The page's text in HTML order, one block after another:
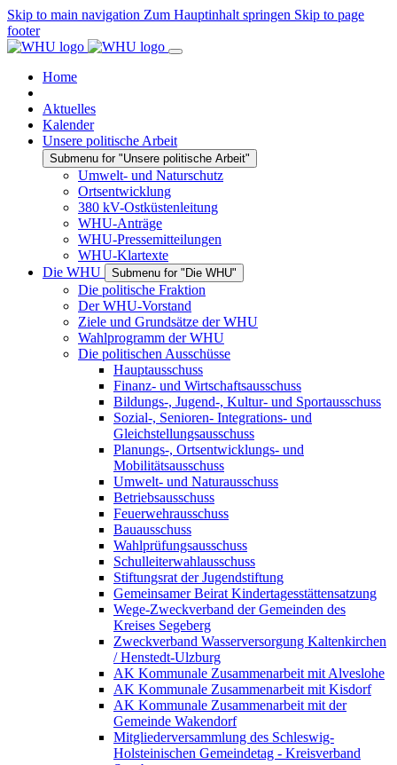
Skip to main navigation Zum Hauptinhalt springen Skip to page
footer
Home
Aktuelles
Kalender
Unsere politische Arbeit
Submenu for "Unsere politische Arbeit"
Umwelt- und Naturschutz
Ortsentwicklung
380 kV-Ostküstenleitung
WHU-Anträge
WHU-Pressemitteilungen
WHU-Klartexte
Die WHU
Submenu for "Die WHU"
Die politische Fraktion
Der WHU-Vorstand
Ziele und Grundsätze der WHU
Wahlprogramm der WHU
Die politischen Ausschüsse
Hauptausschuss
Finanz- und Wirtschaftsausschuss
Bildungs-, Jugend-, Kultur- und Sportausschuss
Sozial-, Senioren- Integrations- und
Gleichstellungsausschuss
Planungs-, Ortsentwicklungs- und
Mobilitätsausschuss
Umwelt- und Naturausschuss
Betriebsausschuss
Feuerwehrausschuss
Bauausschuss
Wahlprüfungsausschuss
Schulleiterwahlausschuss
Stiftungsrat der Jugendstiftung
Gemeinsamer Beirat Kindertagesstättensatzung
Wege-Zweckverband der Gemeinden des
Kreises Segeberg
Zweckverband Wasserversorgung Kaltenkirchen
/ Henstedt-Ulzburg
AK Kommunale Zusammenarbeit mit Alveslohe
AK Kommunale Zusammenarbeit mit Kisdorf
AK Kommunale Zusammenarbeit mit der
Gemeinde Wakendorf
Mitgliederversammlung des Schleswig-
Holsteinischen Gemeindetag - Kreisverband